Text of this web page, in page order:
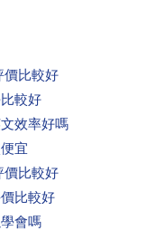
價比較好
較好
效率好嗎
宜
價比較好
比較好
會嗎